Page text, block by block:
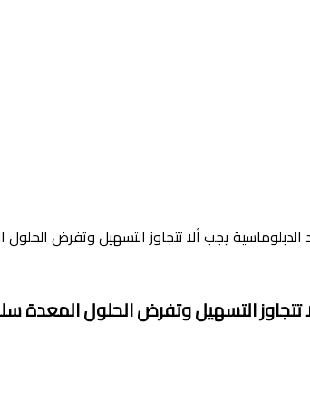
الدبلوماسية يجب ألا تتجاوز التسهيل وتفرض
تتجاوز التسهيل وتفرض الحلول المعدة